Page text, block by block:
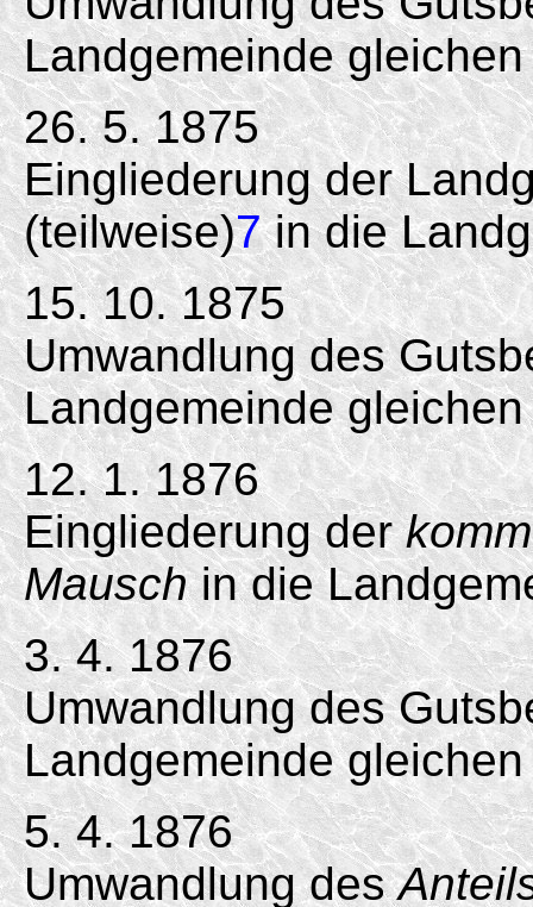
Landgemeinde
26. 5. 1875
Eingliederung der
(teilweise)7in die
15. 10. 1875
Umwandlung des
Landgemeinde
12. 1. 1876
Eingliederung der
Mauschin die
3. 4. 1876
Umwandlung des
Landgemeinde
5. 4. 1876
Umwandlung des